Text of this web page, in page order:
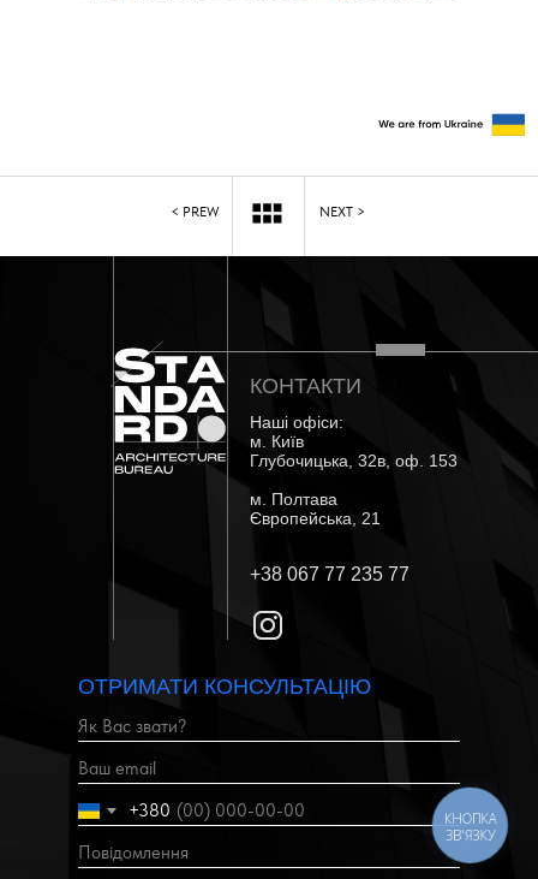
NEXT >
< PREW
КОНТАКТИ
Наші офіси:
м. Київ
Глубочицька, 32в, оф. 153
м. Полтава
Європейська, 21
+38 067 77 235 77
+380
ОТРИМАТИ КОНСУЛЬТАЦІЮ
КНОПКА
ЗВ'ЯЗКУ